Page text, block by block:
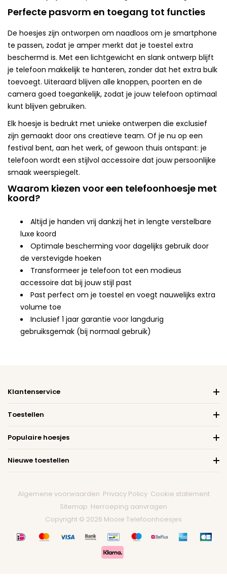
Perfecte pasvorm en toegang tot functies
De hoesjes zijn ontworpen om naadloos om je smartphone
te passen, zodat je amper merkt dat je toestel extra
beschermd is. Met een lichtgewicht en slank ontwerp blijft
je telefoon makkelijk te hanteren, zonder dat het extra bulk
toevoegt. Uiteraard blijven alle knoppen, poorten en de
camera goed toegankelijk, zodat je jouw telefoon optimaal
kunt blijven gebruiken.
Elk hoesje is bedrukt met unieke ontwerpen die exclusief
zijn gemaakt door ons creatieve team. Of je nu op een
festival bent, aan het werk, of gewoon thuis ontspant: je
telefoon wordt een stijlvol accessoire dat jouw persoonlijke
smaak weerspiegelt.
Waarom kiezen voor een telefoonhoesje met
koord?
Altijd je handen vrij dankzij het in lengte verstelbare
luxe koord
Optimale bescherming voor dagelijks gebruik door
de verstevigde hoeken
Transformeer je telefoon tot een modieus
accessoire dat bij jouw stijl past
Past perfect om je toestel en voegt nauwelijks extra
volume toe
Inclusief 1 jaar garantie voor langdurig
gebruiksgemak (bij normaal gebruik)
Klantenservice
Toestellen
Populaire hoesjes
Nieuwe toestellen
Algemene voorwaarden Privacy Policy Cookie statement
Sitemap Herroeping aanvragen
Copyright © 2026 Mooie Telefoonhoesjes